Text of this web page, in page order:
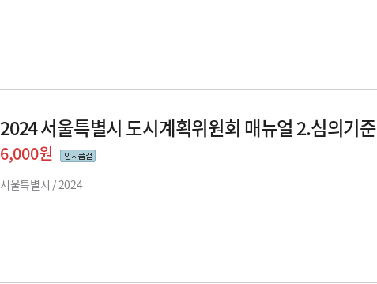
2024 서울특별시 도시계획위원회 매뉴얼 2.심의기준
6,000원
서울특별시 /2024